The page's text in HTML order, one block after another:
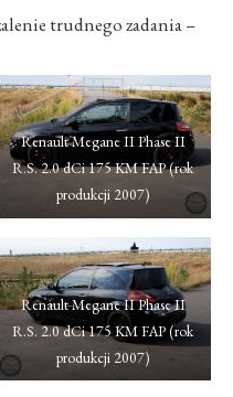
trudnego zadania –
Renault Megane II Phase II
R.S. 2.0 dCi 175 KM FAP (rok
produkcji 2007)
Renault Megane II Phase II
R.S. 2.0 dCi 175 KM FAP (rok
produkcji 2007)